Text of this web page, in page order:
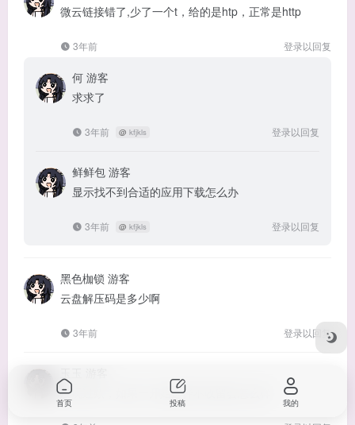
微云链接错了,少了一个t，给的是htp，正常是http
3年前 登录以回复
何 游客
求求了
3年前 @ kfjkls 登录以回复
鲜鲜包 游客
显示找不到合适的应用下载怎么办
3年前 @ kfjkls 登录以回复
黑色枷锁 游客
云盘解压码是多少啊
3年前 登录以回复
没玩过欸，如果一开始选择不收留会怎么样
首页 投稿 我的